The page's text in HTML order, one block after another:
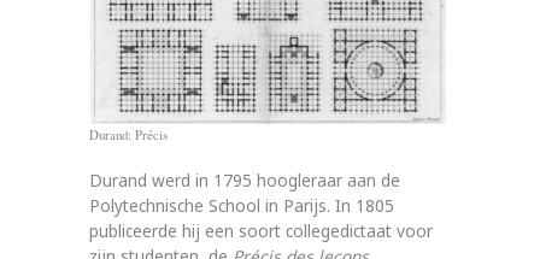
Durand: Précis
Durand werd in 1795 hoogleraar aan de
Polytechnische School in Parijs. In 1805
publiceerde hij een soort collegedictaat voor